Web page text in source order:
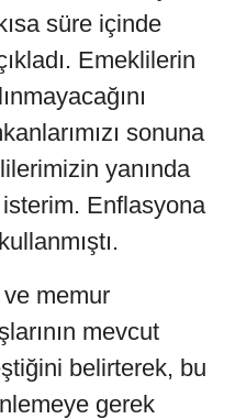
süre içinde
Emeklilerin
sonuna
yanında
Enflasyona
memur
mevcut
belirterek, bu
gerek